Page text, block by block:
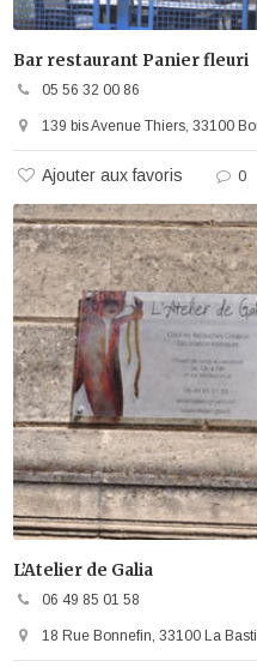
Bar restaurant Panier fleuri
05 56 32 00 86
139 bis Avenue Thiers, 33100
Ajouter aux favoris 0
L’Atelier de Galia
06 49 85 01 58
18 Rue Bonnefin, 33100 La